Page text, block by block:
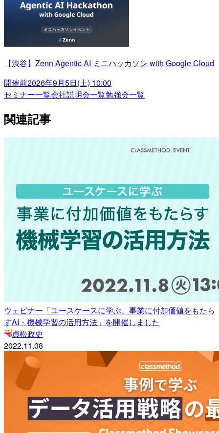
【渋谷】Zenn Agentic AI ミニハッカソン with Google Cloud
開催前2026年9月5日(土) 10:00
セミナー一覧会社説明会一覧勉強会一覧
関連記事
ウェビナー「ユースケースに学ぶ、事業に付加価値をもたら
すAI・機械学習の活用方法」を開催しました
貞松政史
2022.11.08